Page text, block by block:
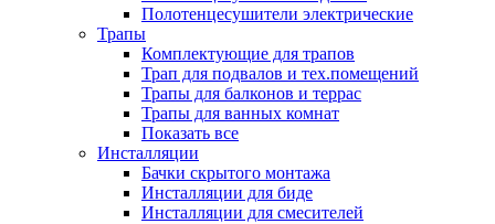
Полотенцесушители электрические
Трапы
Комплектующие для трапов
Трап для подвалов и тех.помещений
Трапы для балконов и террас
Трапы для ванных комнат
Показать все
Инсталляции
Бачки скрытого монтажа
Инсталляции для биде
Инсталляции для смесителей